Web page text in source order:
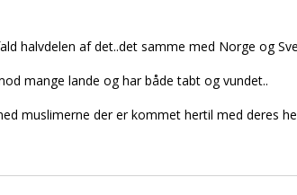
halvdelen af det..det samme med Norge og
mange lande og har både tabt og vundet..
muslimerne der er kommet hertil med deres